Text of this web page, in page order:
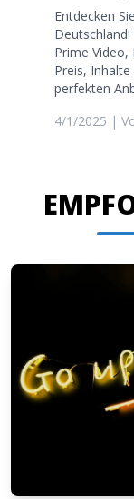
Entdecken
Prime
Preis,
perfekten
4/1/2025 |